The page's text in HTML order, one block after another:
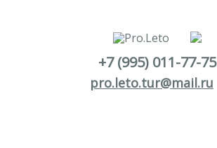
+7 (995) 011-77-75
pro.leto.tur@mail.ru